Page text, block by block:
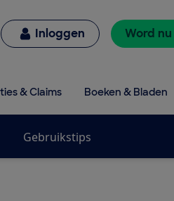
Inloggen Word
& Claims Boeken & Bladen
Gebruikstips